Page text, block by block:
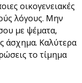
οικογενειακές
λόγους. Μην
με ψέματα,
άσχημα. Καλύτερα
το τίμημα